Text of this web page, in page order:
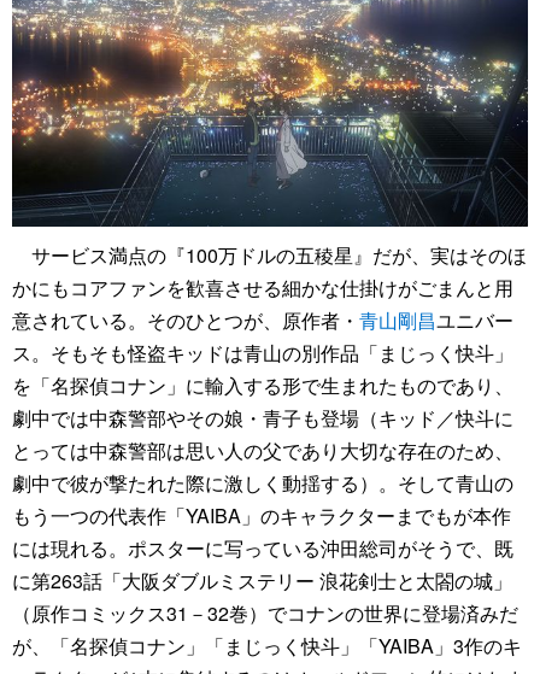
サービス満点の『100万ドルの五稜星』だが、実はそのほ
かにもコアファンを歓喜させる細かな仕掛けがごまんと用
意されている。そのひとつが、原作者・ 青山剛昌ユニバー
ス。そもそも怪盗キッドは青山の別作品「まじっく快斗」
を「名探偵コナン」に輸入する形で生まれたものであり、
劇中では中森警部やその娘・青子も登場（キッド／快斗に
とっては中森警部は思い人の父であり大切な存在のため、
劇中で彼が撃たれた際に激しく動揺する）。そして青山の
もう一つの代表作「YAIBA」のキャラクターまでもが本作
には現れる。ポスターに写っている沖田総司がそうで、既
に第263話「大阪ダブルミステリー 浪花剣士と太閤の城」
（原作コミックス31－32巻）でコナンの世界に登場済みだ
が、「名探偵コナン」「まじっく快斗」「YAIBA」3作のキ